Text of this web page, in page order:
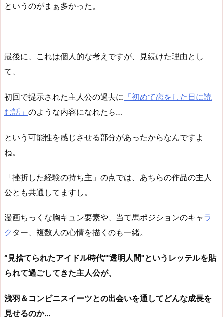
というのがまぁ多かった。
最後に、これは個人的な考えですが、見続けた理由とし
て、
初回で提示された主人公の過去に 「初めて恋をした日に読
む話」 のような内容になれたら…
という可能性を感じさせる部分があったからなんですよ
ね。
「挫折した経験の持ち主」の点では、あちらの作品の主人
公とも共通してますし。
漫画ちっくな胸キュン要素や、当て馬ポジションのキャラ
ク ター、複数人の心情を描くのも一緒。
“見捨てられたアイドル時代""透明人間"というレッテルを貼
られて過ごしてきた主人公が、
浅羽＆コンビニスイーツとの出会いを通してどんな成長を
見せるのか…